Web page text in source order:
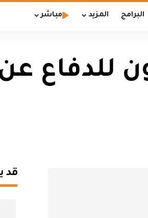
البرامج المزيد مباشر
للدفاع
قد